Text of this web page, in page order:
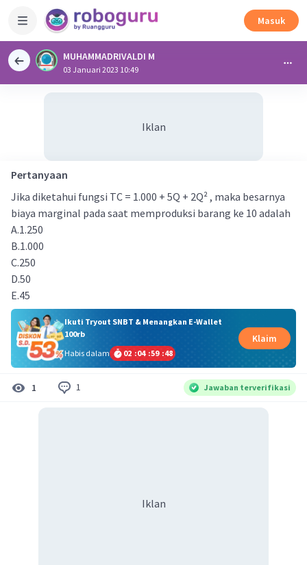
Masuk
MUHAMMADRIVALDI M
03 Januari 2023 10:49
Iklan
Pertanyaan
Jika diketahui fungsi TC = 1.000 + 5Q + 2Q² , maka besarnya
biaya marginal pada saat memproduksi barang ke 10 adalah
A.1.250
B.1.000
C.250
D.50
E.45
Ikuti Tryout SNBT & Menangkan E-Wallet
100rb
Habis dalam
02 :04 :59 :48
Klaim
1 1 Jawaban terverifikasi
Iklan